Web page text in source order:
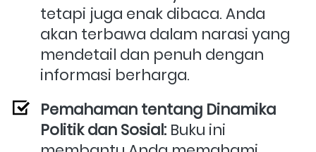
tetapi juga enak dibaca. Anda
akan terbawa dalam narasi yang
mendetail dan penuh dengan
informasi berharga.
Pemahaman tentang Dinamika
Politik dan Sosial: Buku ini